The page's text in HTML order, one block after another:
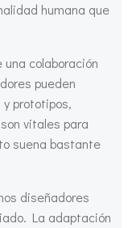
humana que
colaboración
pueden
prototipos,
vitales para
suena bastante
diseñadores
La adaptación